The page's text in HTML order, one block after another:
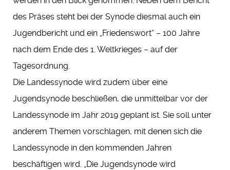
des Präses steht bei der Synode diesmal auch ein
Jugendbericht und ein „Friedenswort“ – 100 Jahre
nach dem Ende des 1. Weltkrieges – auf der
Tagesordnung.
Die Landessynode wird zudem über eine
Jugendsynode beschließen, die unmittelbar vor der
Landessynode im Jahr 2019 geplant ist. Sie soll unter
anderem Themen vorschlagen, mit denen sich die
Landessynode in den kommenden Jahren
beschäftigen wird. „Die Jugendsynode wird